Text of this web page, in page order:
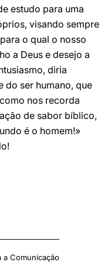
estudo para uma
visando sempre
o qual o nosso
a Deus e desejo a
diria
do ser humano, que
nos recorda
de sabor bíblico,
é o homem!»
Comunicação